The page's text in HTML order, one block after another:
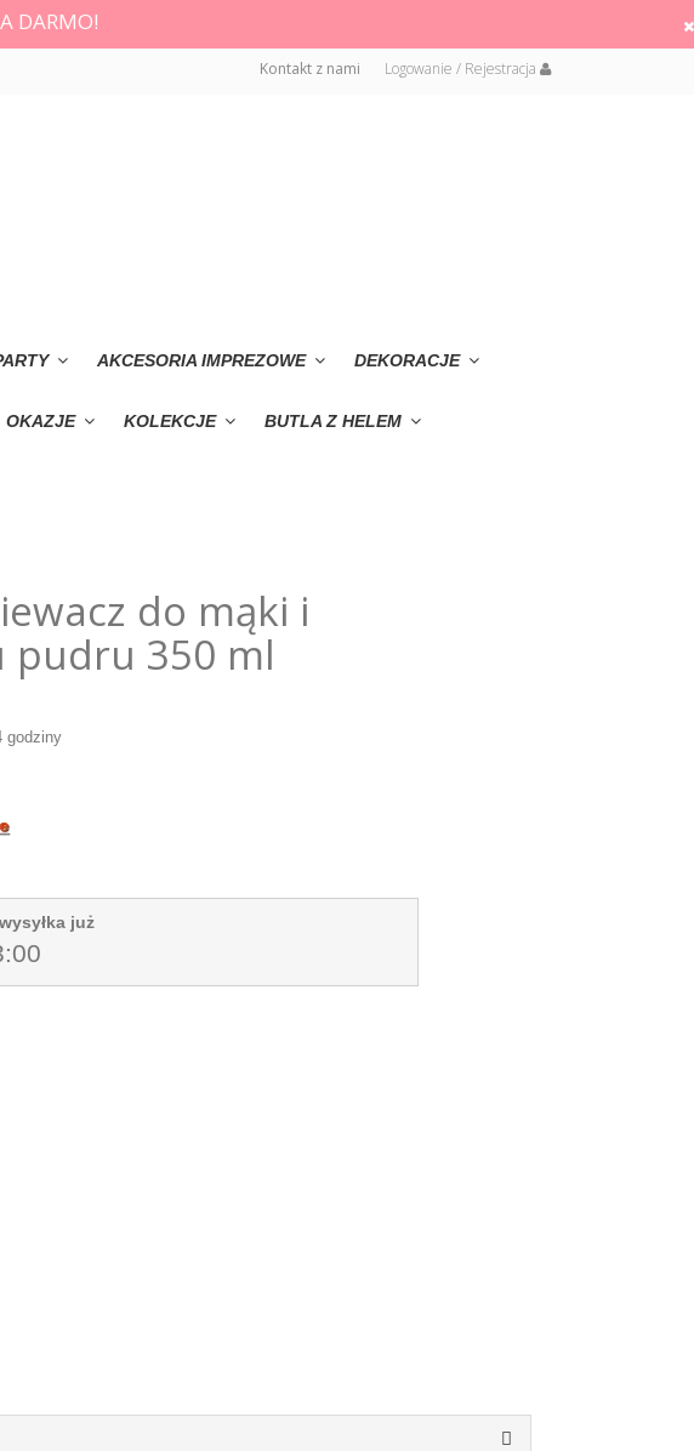
DARMO!
Logowanie / Rejestracja
Kontakt z nami
AKCESORIA IMPREZOWE DEKORACJE
OKAZJE KOLEKCJE BUTLA Z HELEM
do mąki i
pudru 350 ml
godziny
już